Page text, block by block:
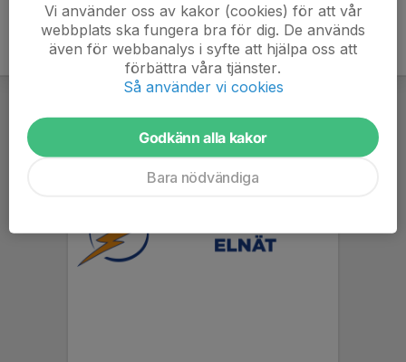
Vi använder oss av kakor (cookies) för att vår
webbplats ska fungera bra för dig. De används
även för webbanalys i syfte att hjälpa oss att
förbättra våra tjänster.
Så använder vi cookies
Godkänn alla kakor
Bara nödvändiga